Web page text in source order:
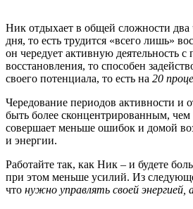
Ник отдыхает в общей сложности два
дня, то есть трудится «всего лишь»
он чередует активную деятельность с
восстановления, то способен
своего потенциала, то есть на 20
Чередование периодов активности и
быть более сконцентрированным, чем
совершает меньше ошибок и домой
и энергии.
Работайте так, как Ник – и будете
при этом меньше усилий. Из
что нужно управлять своей энергией,